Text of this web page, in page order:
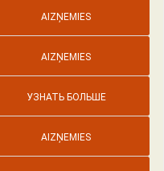
AIZŅEMIES
AIZŅEMIES
УЗНАТЬ БОЛЬШЕ
AIZŅEMIES